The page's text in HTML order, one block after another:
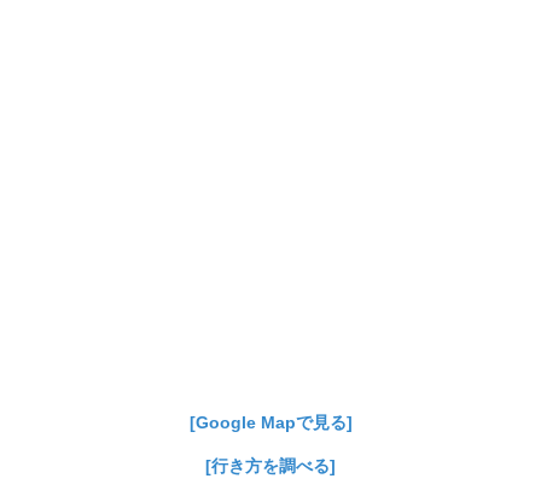
[Google Mapで見る]
[行き方を調べる]